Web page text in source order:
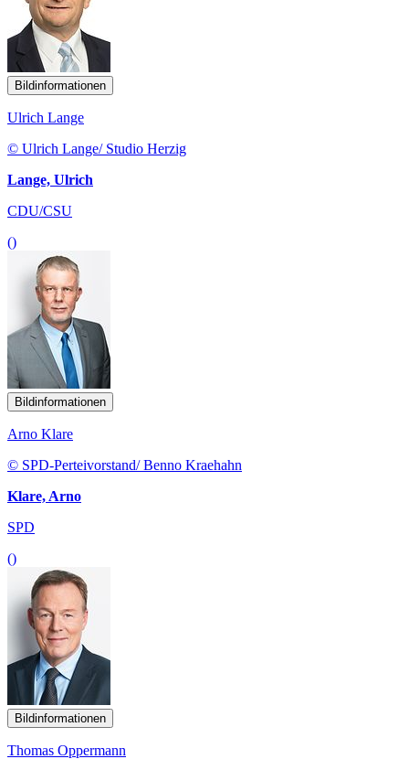
Bildinformationen
Ulrich Lange
© Ulrich Lange/ Studio Herzig
Lange, Ulrich
CDU/CSU
()
Bildinformationen
Arno Klare
© SPD-Perteivorstand/ Benno Kraehahn
Klare, Arno
SPD
()
Bildinformationen
Thomas Oppermann